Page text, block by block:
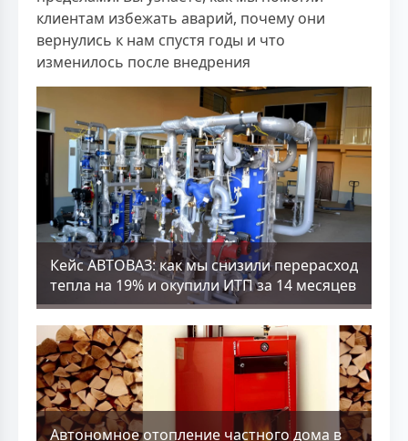
клиентам избежать аварий, почему они
вернулись к нам спустя годы и что
изменилось после внедрения
Кейс АВТОВАЗ: как мы снизили перерасход
тепла на 19% и окупили ИТП за 14 месяцев
Aвтономное отопление частного дома в